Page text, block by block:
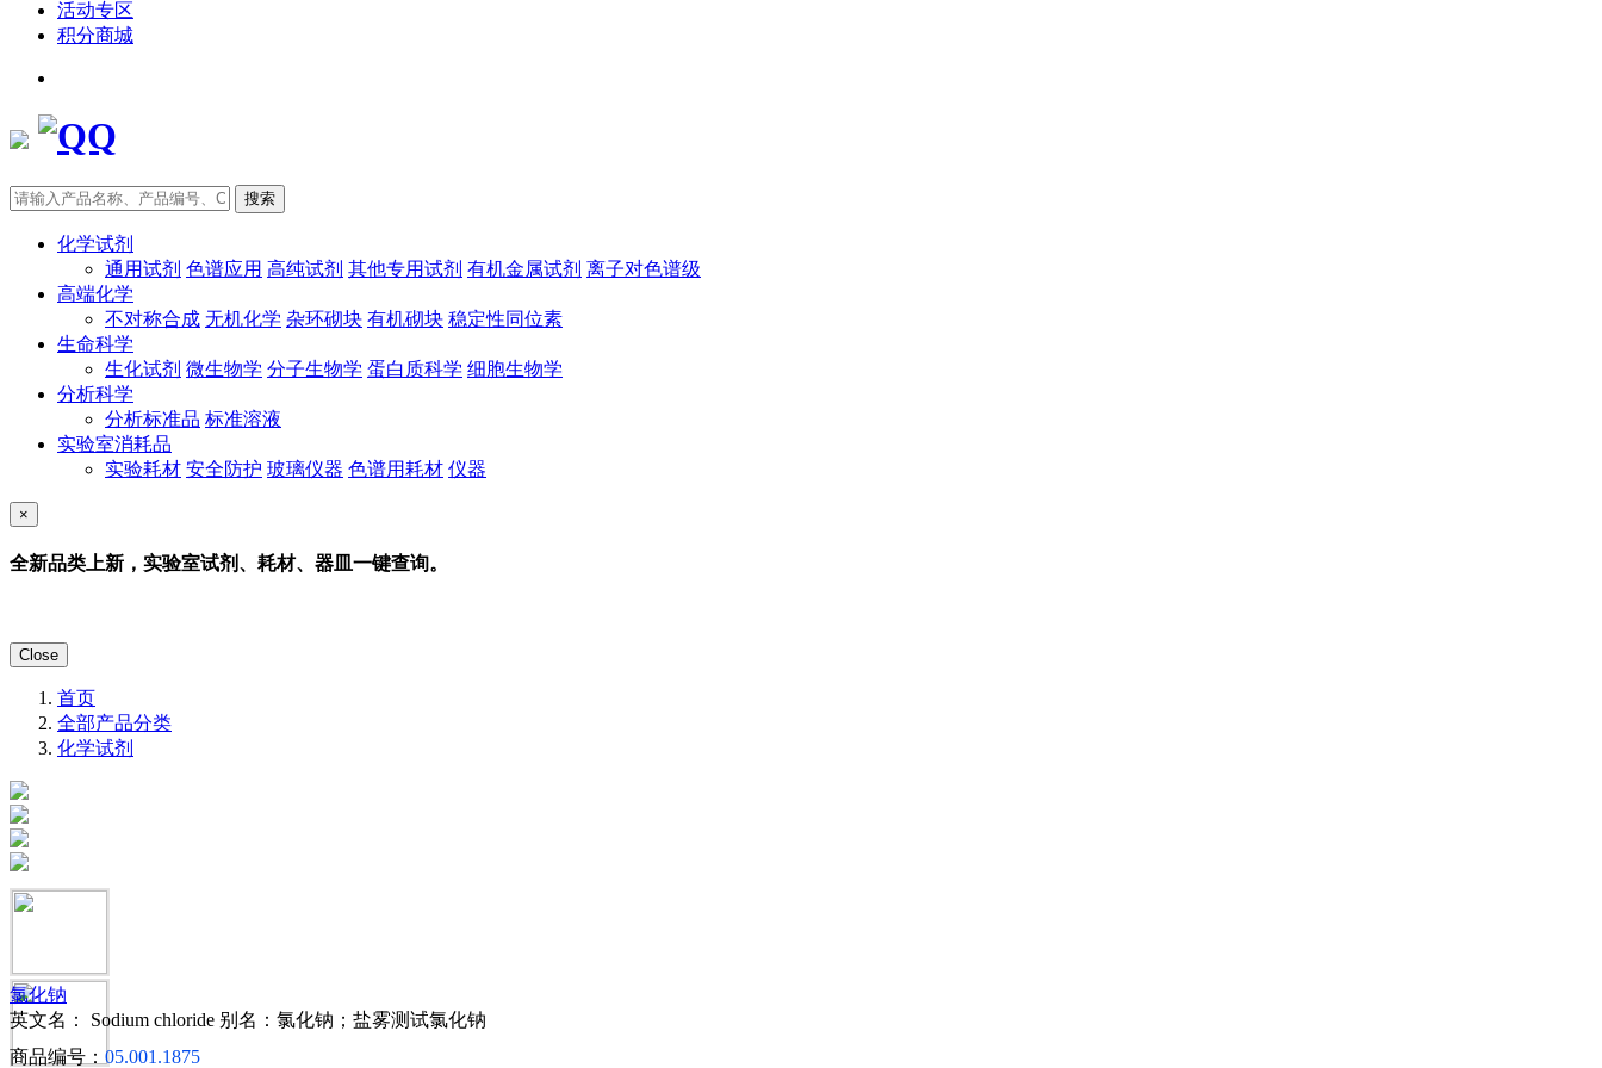
活动专区
积分商城
搜索
化学试剂
通用试剂 色谱应用 高纯试剂 其他专用试剂 有机金属试剂 离子对色谱级
高端化学
不对称合成 无机化学 杂环砌块 有机砌块 稳定性同位素
生命科学
生化试剂 微生物学 分子生物学 蛋白质科学 细胞生物学
分析科学
分析标准品 标准溶液
实验室消耗品
实验耗材 安全防护 玻璃仪器 色谱用耗材 仪器
×
全新品类上新，实验室试剂、耗材、器皿一键查询。
Close
首页
全部产品分类
化学试剂
氯化钠
英文名： Sodium chloride 别名：氯化钠；盐雾测试氯化钠
商品编号： 05.001.1875